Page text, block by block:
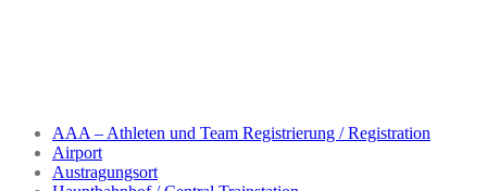
AAA – Athleten und Team Registrierung / Registration
Airport
Austragungsort